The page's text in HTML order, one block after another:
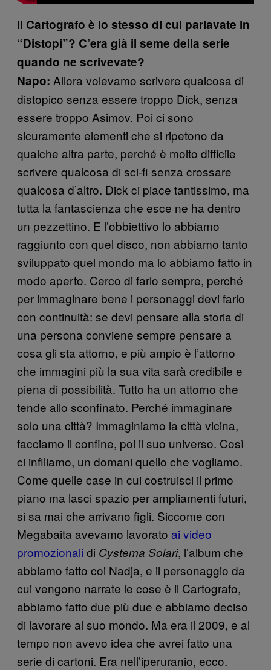
Il Cartografo è lo stesso di cui parlavate in
“Distopi”? C’era già il seme della serie
quando ne scrivevate?
Napo: Allora volevamo scrivere qualcosa di
distopico senza essere troppo Dick, senza
essere troppo Asimov. Poi ci sono
sicuramente elementi che si ripetono da
qualche altra parte, perché è molto difficile
scrivere qualcosa di sci-fi senza crossare
qualcosa d’altro. Dick ci piace tantissimo, ma
tutta la fantascienza che esce ne ha dentro
un pezzettino. E l’obbiettivo lo abbiamo
raggiunto con quel disco, non abbiamo tanto
sviluppato quel mondo ma lo abbiamo fatto in
modo aperto. Cerco di farlo sempre, perché
per immaginare bene i personaggi devi farlo
con continuità: se devi pensare alla storia di
una persona conviene sempre pensare a
cosa gli sta attorno, e più ampio è l’attorno
che immagini più la sua vita sarà credibile e
piena di possibilità. Tutto ha un attorno che
tende allo sconfinato. Perché immaginare
solo una città? Immaginiamo la città vicina,
facciamo il confine, poi il suo universo. Così
ci infiliamo, un domani quello che vogliamo.
Come quelle case in cui costruisci il primo
piano ma lasci spazio per ampliamenti futuri,
si sa mai che arrivano figli. Siccome con
Megabaita avevamo lavorato ai video
promozionali di Cystema Solari, l’album che
abbiamo fatto coi Nadja, e il personaggio da
cui vengono narrate le cose è il Cartografo,
abbiamo fatto due più due e abbiamo deciso
di lavorare al suo mondo. Ma era il 2009, e al
tempo non avevo idea che avrei fatto una
serie di cartoni. Era nell’iperuranio, ecco.